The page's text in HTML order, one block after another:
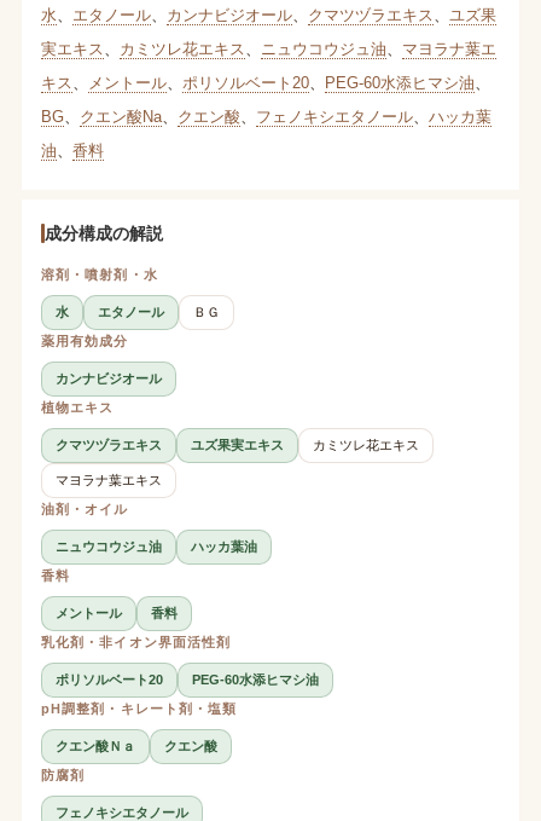
水 エタノール、 カンナビジオール、 クマツヅラエキス
ユズ果
実エキス
カミツレ花エキス ニュウコウジュ油
マヨラナ葉エ
キス
メントール、 ポリソルベート20、 PEG-60水添ヒマシ油
BG、 クエン酸Na、 クエン酸 フェノキシエタノール、 ハッカ葉
油
香料
成分構成の解説
溶剤・噴射剤・水
水 エタノール
ＢＧ
薬用有効成分
カンナビジオール
植物エキス
クマツヅラエキス ユズ果実エキス カミツレ花エキス
マヨラナ葉エキス
油剤・オイル
ニュウコウジュ油
ハッカ葉油
香料
メントール
香料
乳化剤・非イオン界面活性剤
ポリソルベート20
PEG-60水添ヒマシ油
pH調整剤・キレート剤・塩類
クエン酸Ｎａ
クエン酸
防腐剤
フェノキシエタノール